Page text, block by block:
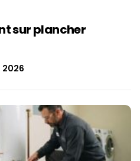
sur plancher
2026